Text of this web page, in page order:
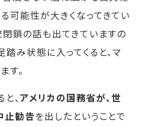
可能性が大きくなってきてい
閉鎖の話も出てきていますの
み状態に入ってくると、マ
す。
と、アメリカの国務省が、世
止勧告を出したということで